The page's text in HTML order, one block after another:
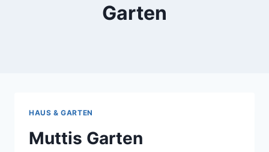
Garten
HAUS & GARTEN
Muttis Garten